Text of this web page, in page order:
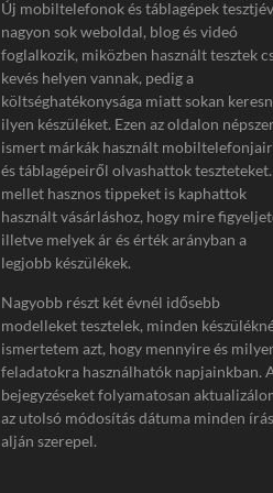
Új mobiltelefonok és táblagépek
nagyon sok weboldal, blog és videó
foglalkozik, miközben használt tesztek
kevés helyen vannak, pedig a
költséghatékonysága miatt sokan
ilyen készüléket. Ezen az oldalon
ismert márkák használt
és táblagépeiről olvashattok teszteteket.
mellet hasznos tippeket is kaphattok
használt vásárláshoz, hogy mire
illetve melyek ár és érték arányban a
legjobb készülékek.
Nagyobb részt két évnél idősebb
modelleket tesztelek, minden
ismertetem azt, hogy mennyire és
feladatokra használhatók napjainkban.
bejegyzéseket folyamatosan
az utolsó módosítás dátuma minden írás
alján szerepel.